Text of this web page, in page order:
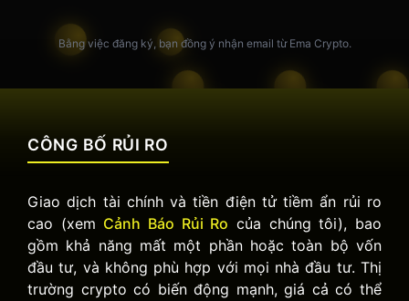
Bằng việc đăng ký, bạn đồng ý nhận email từ Ema Crypto.
CÔNG BỐ RỦI RO
Giao dịch tài chính và tiền điện tử tiềm ẩn rủi ro
cao (xem Cảnh Báo Rủi Ro của chúng tôi), bao
gồm khả năng mất một phần hoặc toàn bộ vốn
đầu tư, và không phù hợp với mọi nhà đầu tư. Thị
trường crypto có biến động mạnh, giá cả có thể